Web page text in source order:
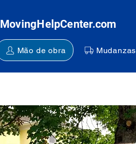
MovingHelpCenter.com
Mão de obra Mudanzas